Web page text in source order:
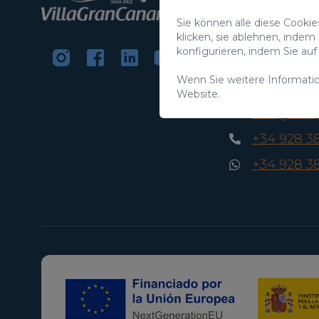
C/ Swing Los
Salobre Golf
35100
Kanarische
CIF:B76226992
+34 928
+34 928
Sie können alle diese
klicken, sie ablehnen,
konfigurieren, indem Sie
Wenn Sie weitere
Website.